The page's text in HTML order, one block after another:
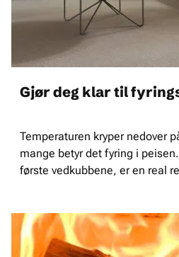
Gjør deg klar til
Temperaturen kryper nedover
mange betyr det fyring i
første vedkubbene, er en real